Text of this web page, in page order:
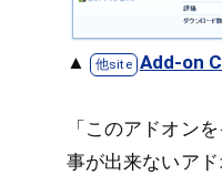
▲ Add-on
「このアドオン
事が出来ないア